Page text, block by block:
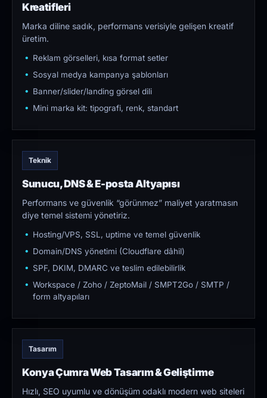
Kreatifleri
Marka diline sadık, performans verisiyle gelişen kreatif
üretim.
Reklam görselleri, kısa format setler
Sosyal medya kampanya şablonları
Banner/slider/landing görsel dili
Mini marka kit: tipografi, renk, standart
Teknik
Sunucu, DNS & E-posta Altyapısı
Performans ve güvenlik “görünmez” maliyet yaratmasın
diye temel sistemi yönetiriz.
Hosting/VPS, SSL, uptime ve temel güvenlik
Domain/DNS yönetimi (Cloudflare dâhil)
SPF, DKIM, DMARC ve teslim edilebilirlik
Workspace / Zoho / ZeptoMail / SMPT2Go / SMTP /
form altyapıları
Tasarım
Konya Çumra Web Tasarım & Geliştirme
Hızlı, SEO uyumlu ve dönüşüm odaklı modern web siteleri